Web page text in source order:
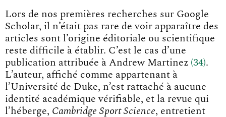
Lors de nos premières recherches sur Google
Scholar, il n’était pas rare de voir apparaître des
articles sont l’origine éditoriale ou scientifique
reste difficile à établir. C’est le cas d’une
publication attribuée à Andrew Martinez 34 .
L’auteur, affiché comme appartenant à
l’Université de Duke, n’est rattaché à aucune
identité académique vérifiable, et la revue qui
l’héberge, Cambridge Sport Science, entretient